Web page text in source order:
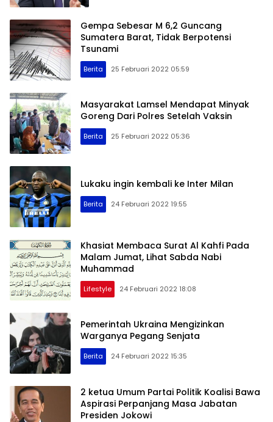
Gempa Sebesar M 6,2 Guncang
Sumatera Barat, Tidak Berpotensi
Tsunami
Berita 25 Februari 2022 05:59
Masyarakat Lamsel Mendapat Minyak
Goreng Dari Polres Setelah Vaksin
Berita 25 Februari 2022 05:36
Lukaku ingin kembali ke Inter Milan
Berita 24 Februari 2022 19:55
Khasiat Membaca Surat Al Kahfi Pada
Malam Jumat, Lihat Sabda Nabi
Muhammad
Lifestyle 24 Februari 2022 18:08
Pemerintah Ukraina Mengizinkan
Warganya Pegang Senjata
Berita 24 Februari 2022 15:35
2 ketua Umum Partai Politik Koalisi Bawa
Aspirasi Perpanjang Masa Jabatan
Presiden Jokowi